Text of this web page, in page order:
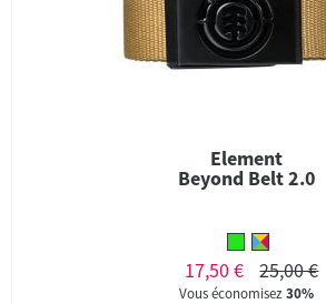
Element
Beyond Belt 2.0
17,50 € 25,00 €
Vous économisez30%